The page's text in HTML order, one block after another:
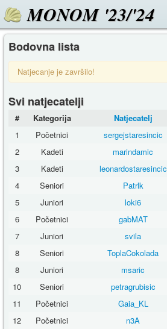
MONOM '23/'24
Bodovna lista
Natjecanje je završilo!
Svi natjecatelji
# Kategorija Natjecatelj
1
Početnici sergejstaresincic
2
Kadeti marindamic
3
Kadeti leonardostaresincic
4
Seniori Patrlk
5
Juniori loki6
6
Početnici gabMAT
7
Juniori svila
8
Seniori ToplaCokolada
8
Juniori msaric
10
Seniori petragrubisic
11
Početnici Gaia_KL
12
Početnici n3A